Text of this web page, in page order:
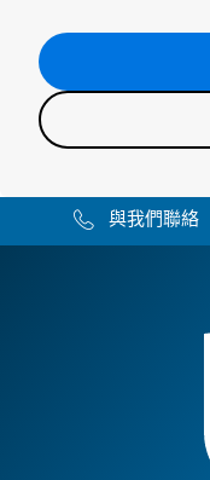
與我們聯絡